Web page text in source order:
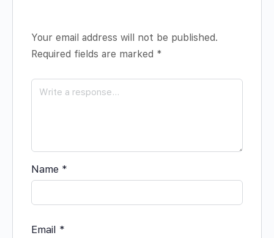
Your email address will not be published.
Required fields are marked *
Name *
Email *